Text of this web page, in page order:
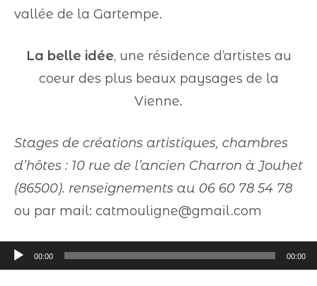
vallée de la Gartempe.
La belle idée, une résidence d’artistes au
coeur des plus beaux paysages de la
Vienne.
Stages de créations artistiques, chambres
d’hôtes : 10 rue de l’ancien Charron à Jouhet
(86500). renseignements au 06 60 78 54 78
ou par mail: catmouligne@gmail.com
Lecteur
audio
00:00 00:00